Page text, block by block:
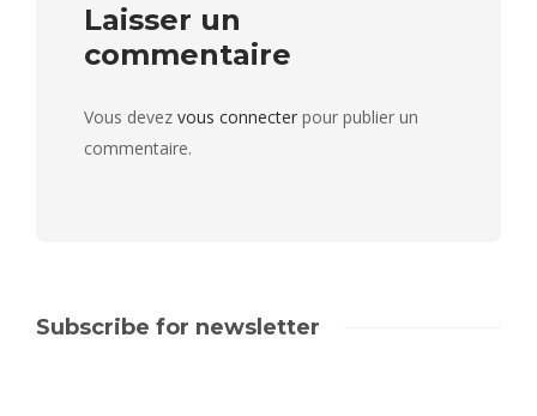
Laisser un
commentaire
Vous devez vous connecter pour publier un
commentaire.
Subscribe for newsletter